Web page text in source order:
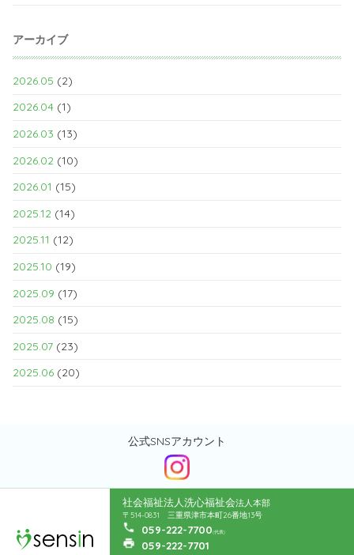
アーカイブ
2026.05 (2)
2026.04 (1)
2026.03 (13)
2026.02 (10)
2026.01 (15)
2025.12 (14)
2025.11 (12)
2025.10 (19)
2025.09 (17)
2025.08 (15)
2025.07 (23)
2025.06 (20)
公式SNSアカウント
社会福祉法人洗心福祉会法人本部
〒514-0831 三重県津市本町26番地13号
059-222-7700(代表)
059-222-7701